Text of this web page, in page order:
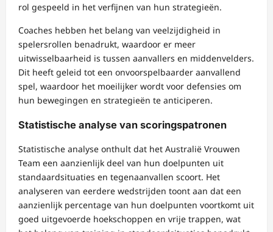
rol gespeeld in het verfijnen van hun strategieën.
Coaches hebben het belang van veelzijdigheid in
spelersrollen benadrukt, waardoor er meer
uitwisselbaarheid is tussen aanvallers en middenvelders.
Dit heeft geleid tot een onvoorspelbaarder aanvallend
spel, waardoor het moeilijker wordt voor defensies om
hun bewegingen en strategieën te anticiperen.
Statistische analyse van scoringspatronen
Statistische analyse onthult dat het Australië Vrouwen
Team een aanzienlijk deel van hun doelpunten uit
standaardsituaties en tegenaanvallen scoort. Het
analyseren van eerdere wedstrijden toont aan dat een
aanzienlijk percentage van hun doelpunten voortkomt uit
goed uitgevoerde hoekschoppen en vrije trappen, wat